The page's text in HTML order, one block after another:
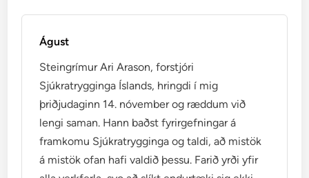
Águst
Steingrímur Ari Arason, forstjóri
Sjúkratrygginga Íslands, hringdi í mig
þriðjudaginn 14. nóvember og ræddum við
lengi saman. Hann baðst fyrirgefningar á
framkomu Sjúkratrygginga og taldi, að mistök
á mistök ofan hafi valdið þessu. Farið yrði yfir